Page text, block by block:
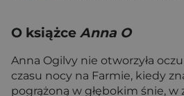
O książce Anna O
Anna Ogilvy nie otworzyła
czasu nocy na Farmie, kiedy
pogrążoną w głębokim śnie,